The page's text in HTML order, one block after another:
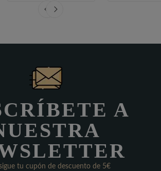
A
tu cupón de descuento de 5€